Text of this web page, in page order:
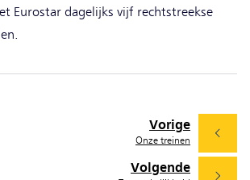
Eurostar dagelijks vijf rechtstreekse
Volgende
Vorige
Onze treinen